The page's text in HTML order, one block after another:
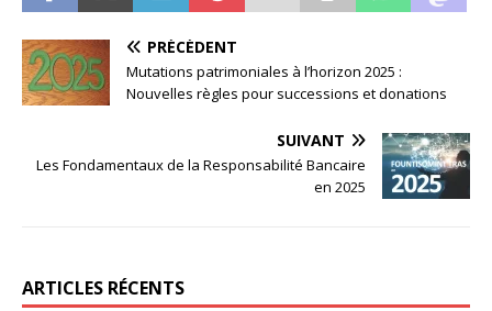
PRÉCÉDENT
Mutations patrimoniales à l’horizon 2025 :
Nouvelles règles pour successions et donations
SUIVANT
Les Fondamentaux de la Responsabilité Bancaire
en 2025
ARTICLES RÉCENTS